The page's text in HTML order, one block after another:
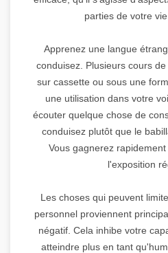
parties de votre
Apprenez une langue
conduisez. Plusieurs cours
sur cassette ou sous une
une utilisation dans votre
écouter quelque chose de
conduisez plutôt que le
Vous gagnerez
l'exposition
Les choses qui peuvent
personnel proviennent
négatif. Cela inhibe votre
atteindre plus en tant